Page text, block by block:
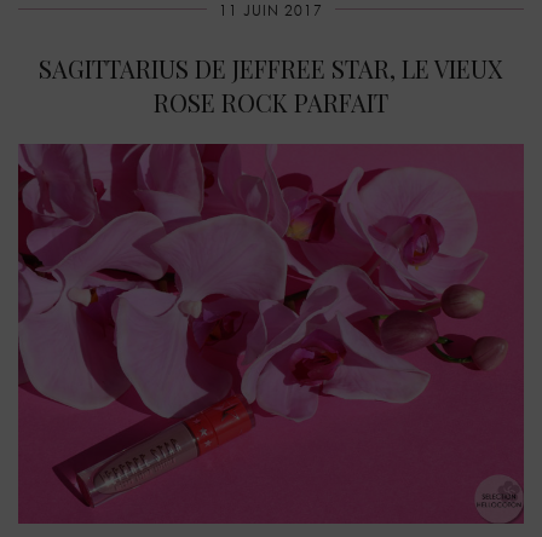
11 JUIN 2017
SAGITTARIUS DE JEFFREE STAR, LE VIEUX
ROSE ROCK PARFAIT